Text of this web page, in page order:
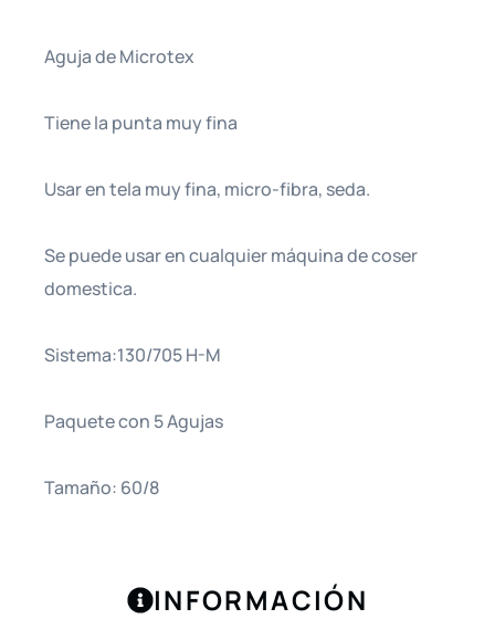
INFORMACIÓN
Aguja de Microtex
Tiene la punta muy fina
Usar en tela muy fina, micro-fibra, seda.
Se puede usar en cualquier máquina de coser
domestica.
Sistema:130/705 H-M
Paquete con 5 Agujas
Tamaño: 60/8